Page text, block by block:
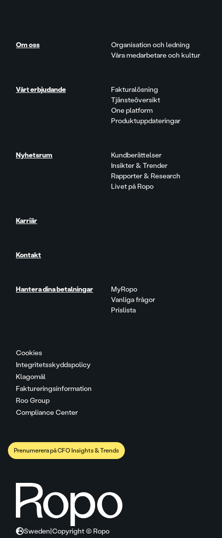
Cookies
Integritetsskyddspolicy
Klagomål
Faktureringsinformation
Roo Group
Compliance Center
Om oss
Organisation och ledning
Våra medarbetare och kultur
Vårt erbjudande
Fakturalösning
Tjänsteöversikt
One platform
Produktuppdateringar
Nyhetsrum
Kundberättelser
Insikter & Trender
Rapporter & Research
Livet på Ropo
Karriär
Kontakt
Hantera dina betalningar
MyRopo
Vanliga frågor
Prislista
Prenumerera på CFO Insights & Trends
Sweden Copyright © Ropo